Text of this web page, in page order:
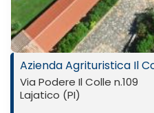
Azienda Agrituristica Il
Via Podere Il Colle n.109
Lajatico (PI)